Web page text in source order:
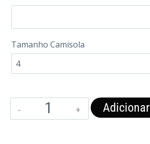
Tamanho Camisola
Adicionar